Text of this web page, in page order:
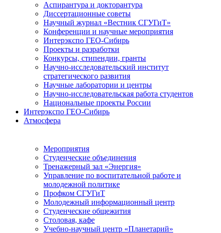
Аспирантура и докторантура
Диссертационные советы
Научный журнал «Вестник СГУГиТ»
Конференции и научные мероприятия
Интерэкспо ГЕО-Сибирь
Проекты и разработки
Конкурсы, стипендии, гранты
Научно-исследовательский институт
стратегического развития
Научные лаборатории и центры
Научно-исследовательская работа студентов
Национальные проекты России
Интерэкспо ГЕО-Сибирь
Атмосфера
Мероприятия
Студенческие объединения
Тренажерный зал «Энергия»
Управление по воспитательной работе и
молодежной политике
Профком СГУГиТ
Молодежный информационный центр
Студенческие общежития
Столовая, кафе
Учебно-научный центр «Планетарий»